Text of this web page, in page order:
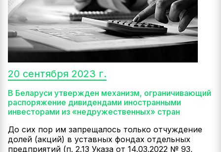
20 сентября 2023 г.
В Беларуси утвержден механизм, ограничивающий
распоряжение дивидендами иностранными
инвесторами из «недружественных» стран
До сих пор им запрещалось только отчуждение
долей (акций) в уставных фондах отдельных
предприятий (п. 2.13 Указа от 14.03.2022 № 93,